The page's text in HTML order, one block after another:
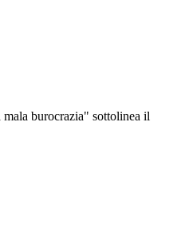
burocrazia" sottolinea il